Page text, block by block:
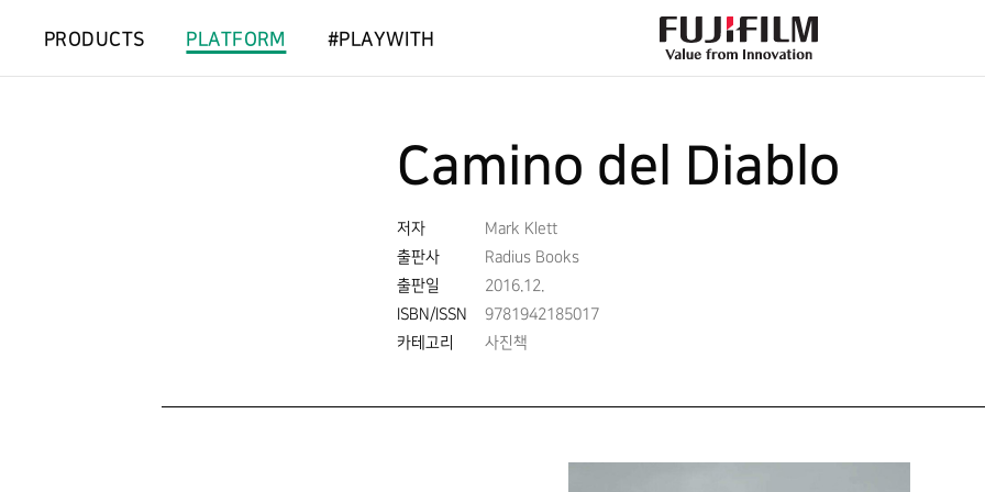
PRODUCTS PLATFORM #PLAYWITH
Camino del Diablo
저자
Mark Klett
출판사
Radius Books
출판일
2016.12.
ISBN/ISSN
9781942185017
카테고리
사진책